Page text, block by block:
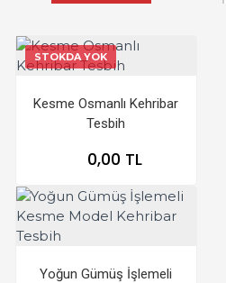
STOKDA YOK
Kesme Osmanlı Kehribar
Tesbih
0,00 TL
Yoğun Gümüş İşlemeli